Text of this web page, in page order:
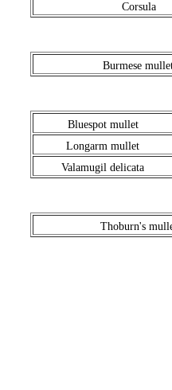
Corsula
Burmese
Bluespot mullet
Longarm mullet
Valamugil delicata
Thoburn's